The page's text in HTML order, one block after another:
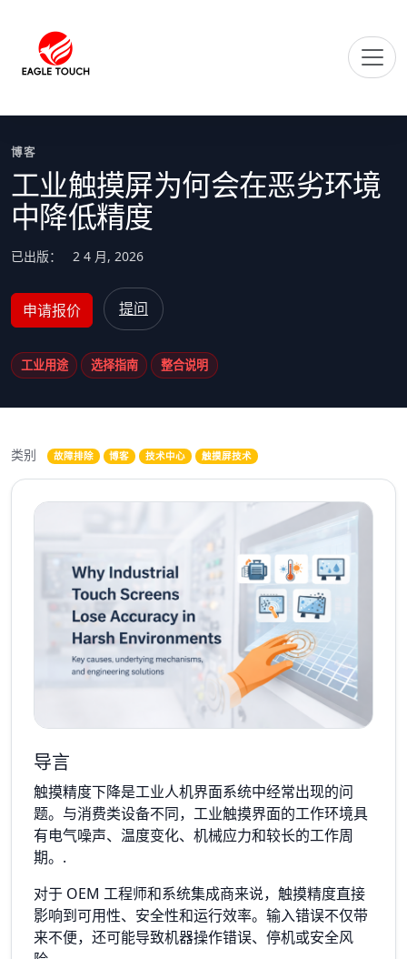
博客
工业触摸屏为何会在恶劣环境
中降低精度
已出版： 2 4 月, 2026
申请报价 提问
工业用途 选择指南 整合说明
类别 故障排除 博客 技术中心 触摸屏技术
导言
触摸精度下降是工业人机界面系统中经常出现的问
题。与消费类设备不同，工业触摸界面的工作环境具
有电气噪声、温度变化、机械应力和较长的工作周
期。.
对于 OEM 工程师和系统集成商来说，触摸精度直接
影响到可用性、安全性和运行效率。输入错误不仅带
来不便，还可能导致机器操作错误、停机或安全风